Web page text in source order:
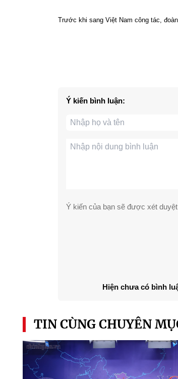
Trước khi sang Việt Nam công tác,
Ý kiến bình luận:
Ý kiến của bạn sẽ được xét
Hiện chưa có bình
TIN CÙNG CHUYÊN